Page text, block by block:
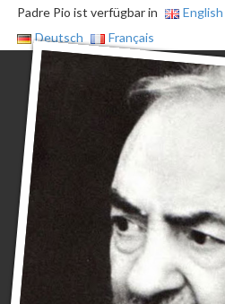
Padre Pio ist verfügbar in English
Deutsch
Français